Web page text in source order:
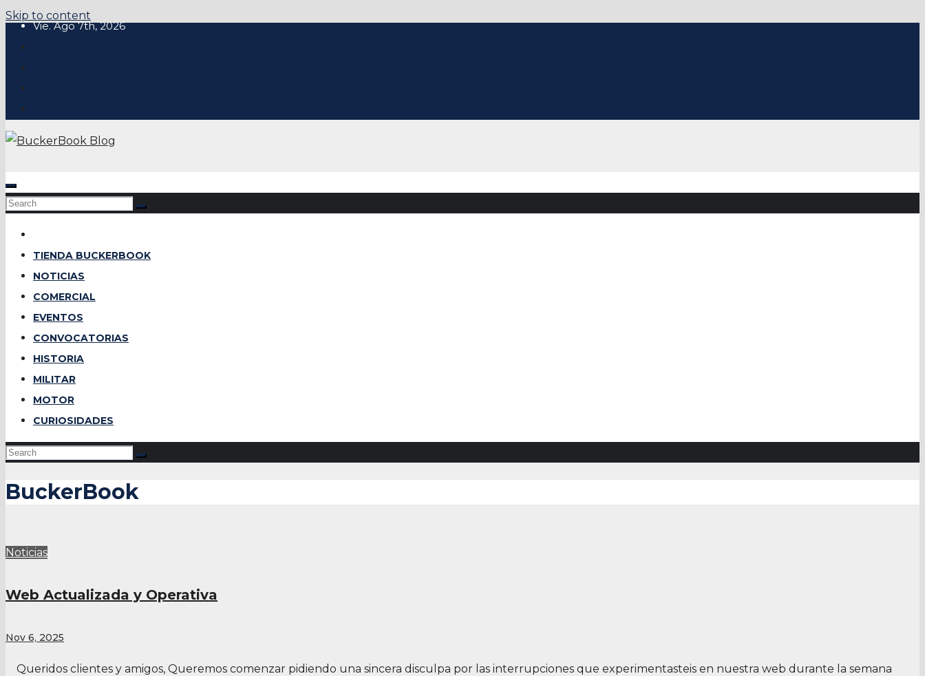
Skip to content
Vie. Ago 7th, 2026
TIENDA BUCKERBOOK
NOTICIAS
COMERCIAL
EVENTOS
CONVOCATORIAS
HISTORIA
MILITAR
MOTOR
CURIOSIDADES
BuckerBook
Noticias
Web Actualizada y Operativa
Nov 6, 2025
Queridos clientes y amigos, Queremos comenzar pidiendo una sincera disculpa por las interrupciones que experimentasteis en nuestra web durante la semana